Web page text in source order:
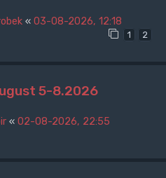
« 03-08-2026, 12:18
1 2
5-8.2026
« 02-08-2026, 22:55